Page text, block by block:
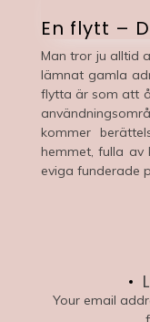
En flytt –
Flytt mitt i
flyttkartonger.
övertid? Med
och en halv
överlev först,
Your email